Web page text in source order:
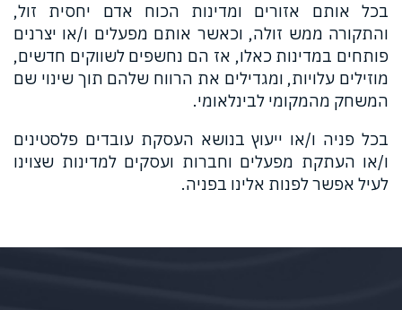
בכל אותם אזורים ומדינות הכוח אדם יחסית זול,
והתקורה ממש זולה, וכאשר אותם מפעלים ו/או יצרנים
פותחים במדינות כאלו, אז הם נחשפים לשווקים חדשים,
מוזילים עלויות, ומגדילים את הרווח שלהם תוך שינוי שם
המשחק מהמקומי לבינלאומי.
בכל פניה ו/או ייעוץ בנושא העסקת עובדים פלסטינים
ו/או העתקת מפעלים וחברות ועסקים למדינות שצוינו
לעיל אפשר לפנות אלינו בפניה.